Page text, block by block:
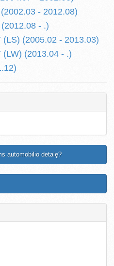
- 2012.08)
- .)
(2005.02 - 2013.03)
(2013.04 - .)
automobilio detalę?